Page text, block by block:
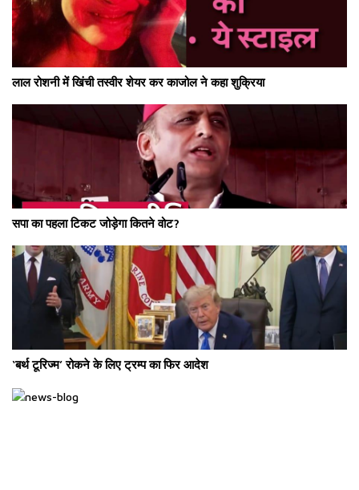
लाल रोशनी में खिंची तस्वीर शेयर कर काजोल ने कहा शुक्रिया
सपा का पहला टिकट जोड़ेगा कितने वोट?
‘बर्थ टूरिज्म’ रोकने के लिए ट्रम्प का फिर आदेश